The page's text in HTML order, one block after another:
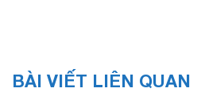
BÀI VIẾT LIÊN QUAN